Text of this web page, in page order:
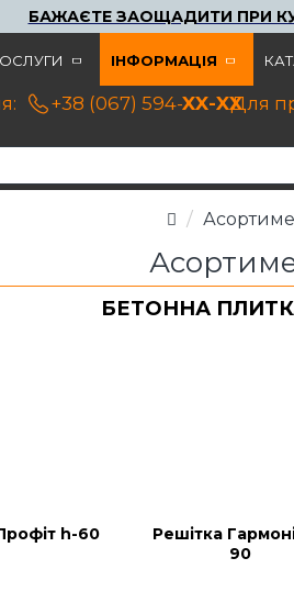
ІНФОРМАЦІЯ
+38 (067) 594-21-22
XX-XXДля
БАЖАЄТЕ ЗАОЩАДИТИ ПРИ
БЕТОННА
h-60
Решітка
90